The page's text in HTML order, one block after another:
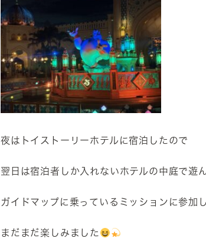
夜はトイストーリーホテルに宿泊したので
翌日は宿泊者しか入れないホテルの中庭で遊
ガイドマップに乗っているミッションに参加
まだまだ楽しみました